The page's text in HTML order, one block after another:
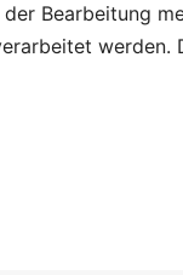
Bearbeitung
werden.